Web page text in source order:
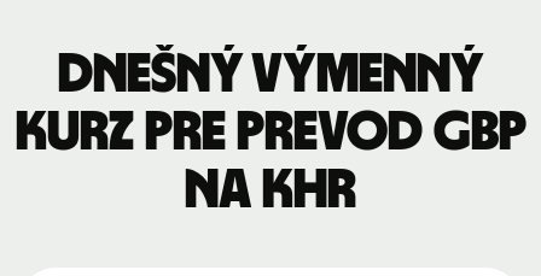
Dnešný výmenný
kurz pre prevod GBP
na KHR